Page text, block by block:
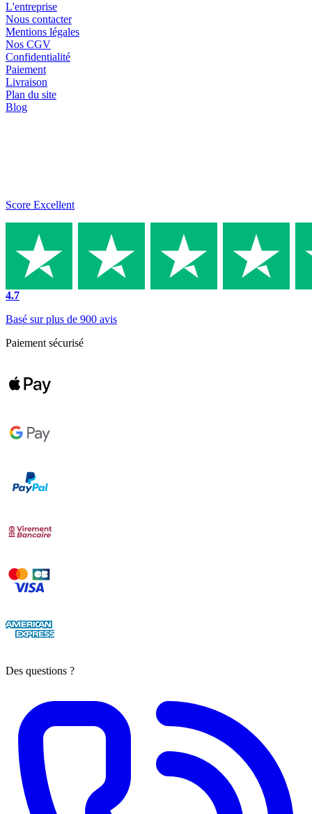
L'entreprise
Nous contacter
Mentions légales
Nos CGV
Confidentialité
Paiement
Livraison
Plan du site
Blog
Score Excellent
4.7
Basé sur plus de 900 avis
Paiement sécurisé
Des questions ?